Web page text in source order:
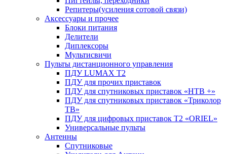
Репитеры(усиления сотовой связи)
Аксессуары и прочее
Блоки питания
Делители
Диплексоры
Мультисвичи
Пульты дистанционного управления
ПДУ LUMAX Т2
ПДУ для прочих приставок
ПДУ для спутниковых приставок «НТВ +»
ПДУ для спутниковых приставок «Триколор
ТВ»
ПДУ для цифровых приставок Т2 «ORIEL»
Универсальные пульты
Антенны
Спутниковые